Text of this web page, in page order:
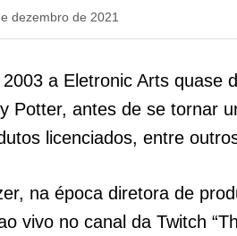
dezembro de 2021
a Eletronic Arts quase
Potter, antes de se tornar
licenciados, entre
na época diretora de
vivo no canal da Twitch